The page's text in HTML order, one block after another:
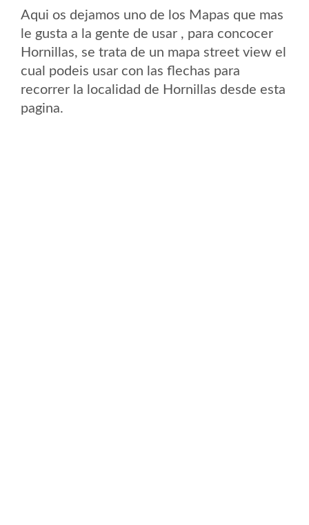
Aqui os dejamos uno de los Mapas que mas
le gusta a la gente de usar , para concocer
Hornillas, se trata de un mapa street view el
cual podeis usar con las flechas para
recorrer la localidad de Hornillas desde esta
pagina.